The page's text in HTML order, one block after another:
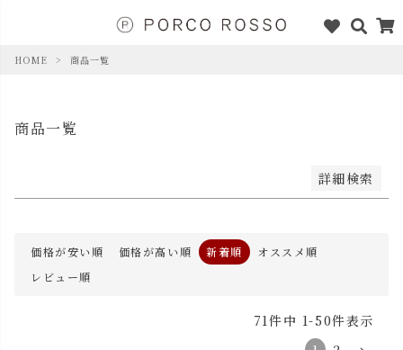
HOME 商品一覧
商品一覧
詳細検索
価格が高い順
優先度順
レビュー順
価格が安い順 価格が高い順 新着順
オススメ順
レビュー順
71件中 1-50件表示